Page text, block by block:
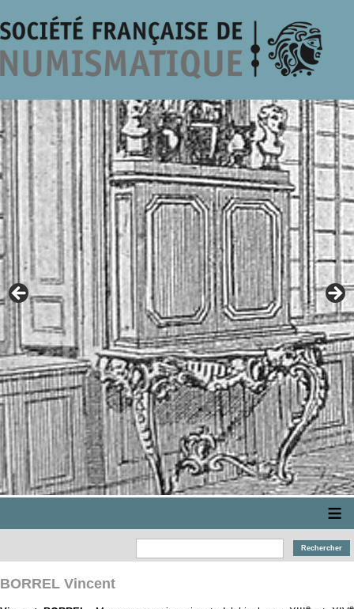
≡
BORREL Vincent